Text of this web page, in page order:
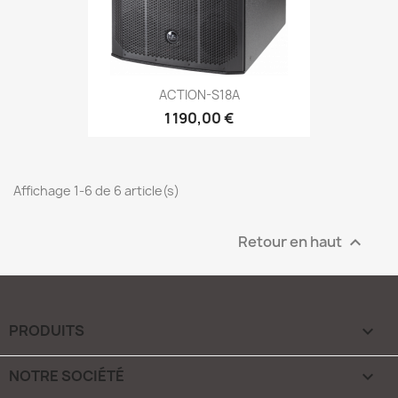
ACTION-S18A
1 190,00 €
Affichage 1-6 de 6 article(s)
Retour en haut 
PRODUITS 
NOTRE SOCIÉTÉ 